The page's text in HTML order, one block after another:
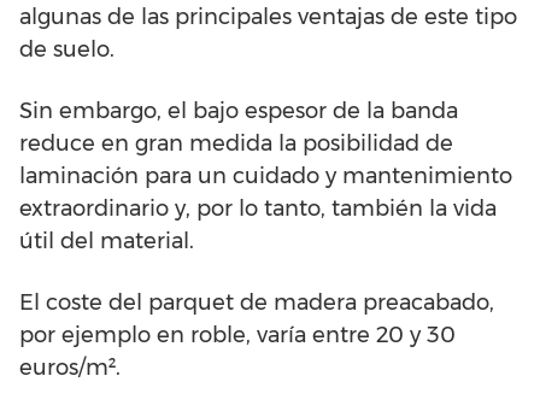
algunas de las principales ventajas de este tipo
de suelo.
Sin embargo, el bajo espesor de la banda
reduce en gran medida la posibilidad de
laminación para un cuidado y mantenimiento
extraordinario y, por lo tanto, también la vida
útil del material.
El coste del parquet de madera preacabado,
por ejemplo en roble, varía entre 20 y 30
euros/m².